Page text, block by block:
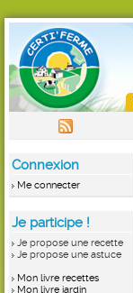
Connexion
Me connecter
Je participe !
Je propose une recette
Je propose une astuce
Mon livre recettes
Mon livre jardin